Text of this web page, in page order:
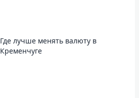
Где лучше менять валюту в
Кременчуге